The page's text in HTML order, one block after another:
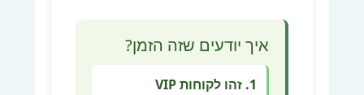
איך יודעים שזה הזמן?
1. זהו לקוחות VIP